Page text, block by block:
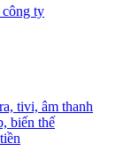
ty
tivi, âm thanh
biến thế